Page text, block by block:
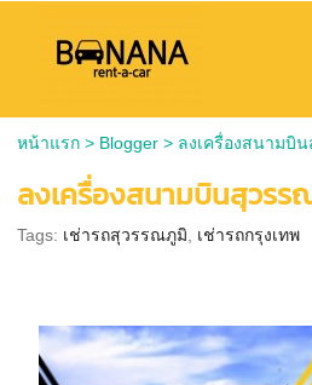
หน้าแรก> Blogger> ลงเครื่องสนามบิ
ลงเครื่องสนามบินสุวร
Tags: เช่ารถสุวรรณภูมิ เช่ารถกรุงเทพ